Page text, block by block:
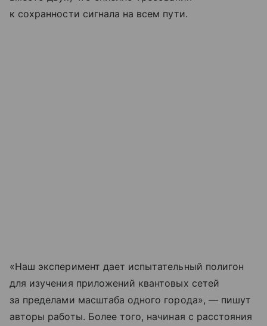
к сохранности сигнала на всем пути.
«Наш эксперимент дает испытательный полигон
для изучения приложений квантовых сетей
за пределами масштаба одного города», — пишут
авторы работы. Более того, начиная с расстояния